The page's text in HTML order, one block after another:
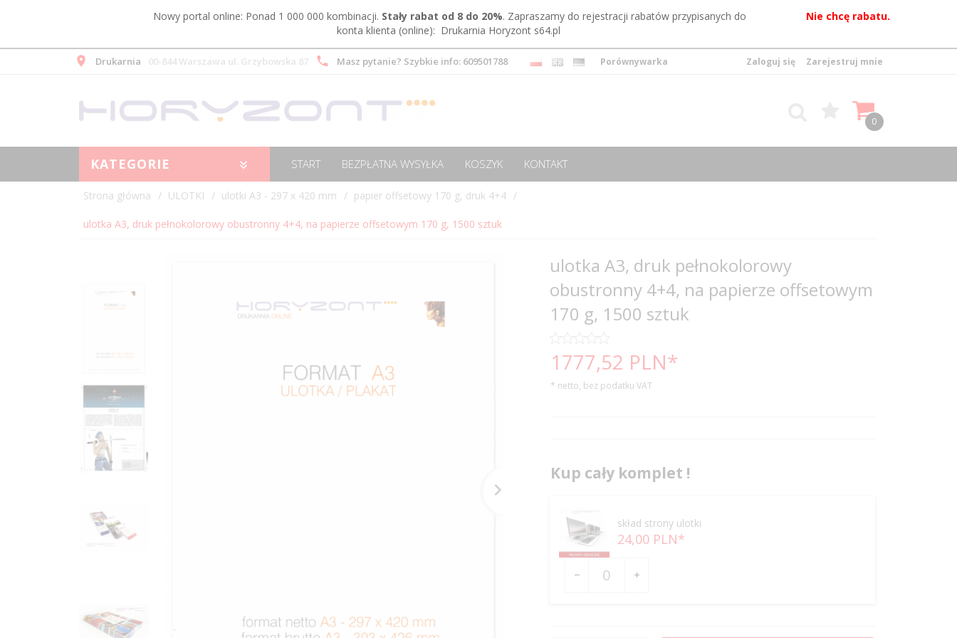
Nowy portal online: Ponad 1 000 000 kombinacji. Stały rabat od 8 do 20%. Zapraszamy do rejestracji rabatów przypisanych do
konta klienta (online): Drukarnia Horyzont s64.pl
Nie chcę rabatu.
Drukarnia 00-844 Warszawa ul. Grzybowska 87 Masz pytanie? Szybkie info: 609501788 Porównywarka Zaloguj się Zarejestruj mnie
0
KATEGORIE START BEZPŁATNA WYSYŁKA KOSZYK KONTAKT
Strona główna ULOTKI ulotki A3 - 297 x 420 mm papier offsetowy 170 g, druk 4+4
ulotka A3, druk pełnokolorowy obustronny 4+4, na papierze offsetowym 170 g, 1500 sztuk
ulotka A3, druk pełnokolorowy
obustronny 4+4, na papierze offsetowym
170 g, 1500 sztuk
1777,52 PLN*
* netto, bez podatku VAT
Kup cały komplet !
skład strony ulotki
24,00 PLN*
dla